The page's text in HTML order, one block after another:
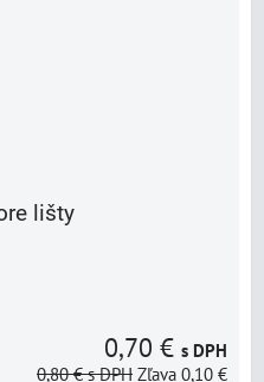
lišty
0,70 € s DPH
0,80 €s DPH Zľava 0,10 €